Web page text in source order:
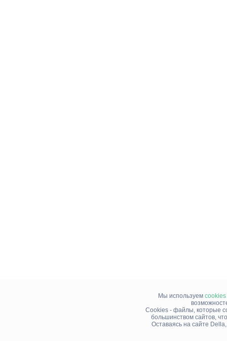
Мы используем cookies
Cookies - файлы, которые
большинством сайтов,
Оставаясь на сайте